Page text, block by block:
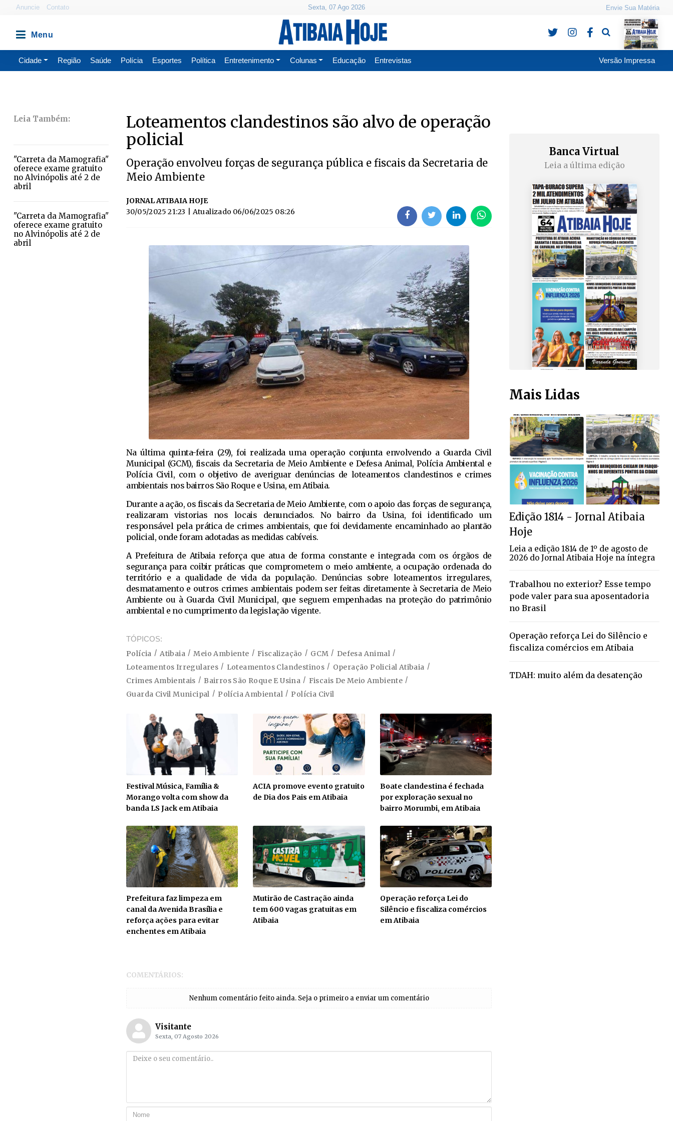
Anuncie Contato Sexta, 07 Ago 2026 Envie Sua Matéria
Pesquisa
Cidade Região Saúde Polícia Esportes Política Entretenimento Colunas Educação Entrevistas Versão Impressa
"Carreta da Mamografia"
oferece exame gratuito
no Alvinópolis até 2 de
abril
"Carreta da Mamografia"
oferece exame gratuito
no Alvinópolis até 2 de
abril
Loteamentos clandestinos são alvo de operação
policial
Operação envolveu forças de segurança pública e fiscais da Secretaria de
Meio Ambiente
JORNAL ATIBAIA HOJE
30/05/2025 21:23
| Atualizado 06/06/2025 08:26
Na última quinta-feira (29), foi realizada uma operação conjunta envolvendo a Guarda Civil
Municipal (GCM), fiscais da Secretaria de Meio Ambiente e Defesa Animal, Polícia Ambiental e
Polícia Civil, com o objetivo de averiguar denúncias de loteamentos clandestinos e crimes
ambientais nos bairros São Roque e Usina, em Atibaia.
Durante a ação, os fiscais da Secretaria de Meio Ambiente, com o apoio das forças de segurança,
realizaram vistorias nos locais denunciados. No bairro da Usina, foi identificado um
responsável pela prática de crimes ambientais, que foi devidamente encaminhado ao plantão
policial, onde foram adotadas as medidas cabíveis.
A Prefeitura de Atibaia reforça que atua de forma constante e integrada com os órgãos de
segurança para coibir práticas que comprometem o meio ambiente, a ocupação ordenada do
território e a qualidade de vida da população. Denúncias sobre loteamentos irregulares,
desmatamento e outros crimes ambientais podem ser feitas diretamente à Secretaria de Meio
Ambiente ou à Guarda Civil Municipal, que seguem empenhadas na proteção do patrimônio
ambiental e no cumprimento da legislação vigente.
TÓPICOS
Polícia Atibaia Meio Ambiente Fiscalização GCM
Defesa Animal
Loteamentos Irregulares
Loteamentos Clandestinos
Operação Policial Atibaia
Crimes Ambientais
Bairros São Roque E Usina
Fiscais De Meio Ambiente
Guarda Civil Municipal
Polícia Ambiental Polícia Civil
Festival Música, Família &
Morango volta com show da
banda LS Jack em Atibaia
ACIA promove evento gratuito
de Dia dos Pais em Atibaia
Boate clandestina é fechada
por exploração sexual no
bairro Morumbi, em Atibaia
Prefeitura faz limpeza em
canal da Avenida Brasília e
reforça ações para evitar
enchentes em Atibaia
Mutirão de Castração ainda
tem 600 vagas gratuitas em
Atibaia
Operação reforça Lei do
Silêncio e fiscaliza comércios
em Atibaia
COMENTÁRIOS:
Nenhum comentário feito ainda. Seja o primeiro a enviar um comentário
Visitante
Sexta, 07 Agosto 2026
Banca Virtual
Leia a última edição
Mais Lidas
Edição 1814 - Jornal Atibaia
Hoje
Leia a edição 1814 de 1º de agosto de
2026 do Jornal Atibaia Hoje na íntegra
Trabalhou no exterior? Esse tempo
pode valer para sua aposentadoria
no Brasil
Operação reforça Lei do Silêncio e
fiscaliza comércios em Atibaia
TDAH: muito além da desatenção